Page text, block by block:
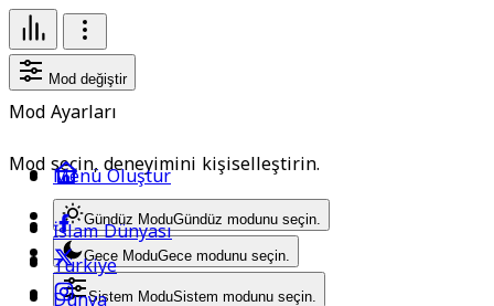
Mod değiştir
Mod Ayarları
Mod seçin, deneyimini kişiselleştirin.
Gündüz ModuGündüz modunu seçin.
Gece ModuGece modunu seçin.
Sistem ModuSistem modunu seçin.
Menü Oluştur
İslam Dünyası
Türkiye